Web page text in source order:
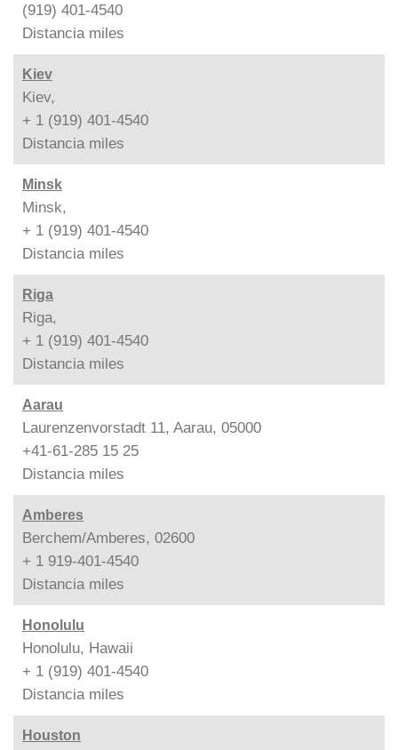
(919) 401-4540
Distancia miles
Kiev
Kiev,
+ 1 (919) 401-4540
Distancia miles
Minsk
Minsk,
+ 1 (919) 401-4540
Distancia miles
Riga
Riga,
+ 1 (919) 401-4540
Distancia miles
Aarau
Laurenzenvorstadt 11, Aarau, 05000
+41-61-285 15 25
Distancia miles
Amberes
Berchem/Amberes, 02600
+ 1 919-401-4540
Distancia miles
Honolulu
Honolulu, Hawaii
+ 1 (919) 401-4540
Distancia miles
Houston